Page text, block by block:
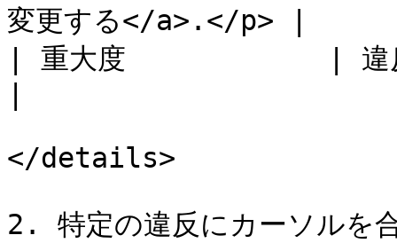
変更する</a>.</p> |
| 重大度            | 違反の
</details>
2. 特定の違反にカーソルを